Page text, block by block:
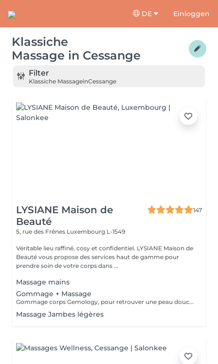
DE Einloggen
Klassiche
Massage in Cessange
Filter
Klassiche MassageinCessange
LYSIANE Maison de
Beauté
147
5, rue des Frênes Luxembourg L-1549
Véritable lieu raffiné, cosy et confidentiel. LYSIANE Maison de
Beauté vous propose des services haut de gamme pour
prendre soin de votre corps dans ...
Massage mains
Gommage + Massage
Gommage corps Gemology, pour retrouver une peau douce et veloutée et finir par un agréable massage relaxant ou tonifiant selon votre envie.
Massage Jambes légères